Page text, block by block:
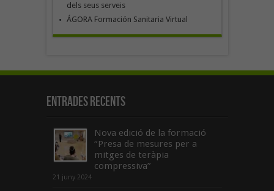
dels seus serveis
ÁGORA Formación Sanitaria Virtual
Entrades recents
Nova edició de la formació
“Presa de mesures per a
mitges de teràpia
compressiva”
21 juny 2024